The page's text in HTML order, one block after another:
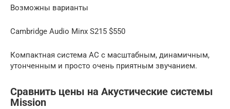
Возможны варианты
Cambridge Audio Minx S215 $550
Компактная система АС с масштабным, динамичным,
утонченным и просто очень приятным звучанием.
Сравнить цены на Акустические системы
Mission